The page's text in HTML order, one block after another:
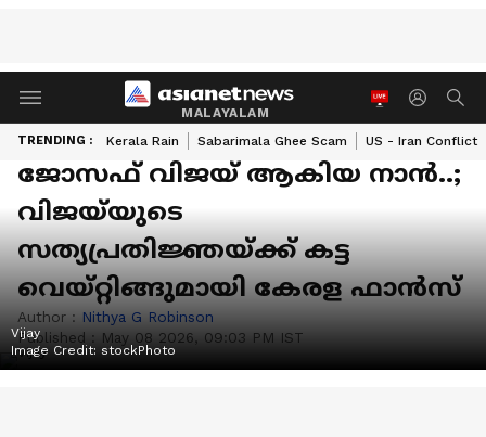
MALAYALAM
TRENDING : Kerala Rain Sabarimala Ghee Scam US - Iran Conflict
ജോസഫ് വിജയ് ആകിയ നാൻ..;
വിജയ്‌യുടെ
സത്യപ്രതിജ്ഞയ്ക്ക് കട്ട
വെയ്റ്റിങ്ങുമായി കേരള ഫാൻസ്
Author : Nithya G Robinson
Published : May 08 2026, 09:03 PM IST
Vijay
Image Credit: stockPhoto